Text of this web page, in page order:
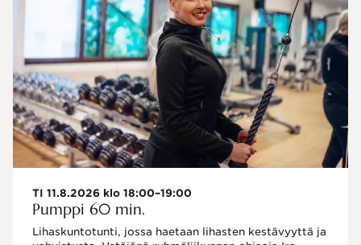
TI 11.8.2026 klo 18:00–19:00
Pumppi 60 min.
Lihaskuntotunti, jossa haetaan lihasten kestävyyttä ja